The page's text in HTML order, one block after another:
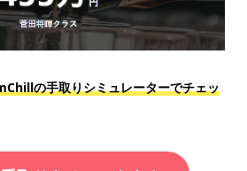
の手取りシミュレーターでチェッ